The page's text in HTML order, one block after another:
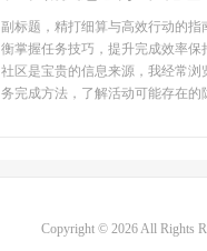
副标题，精打细算与高效行动的
衡掌握任务技巧，提升完成效率
社区是宝贵的信息来源，我经常
务完成方法，了解活动可能存在
Copyright © 2026 All Rights